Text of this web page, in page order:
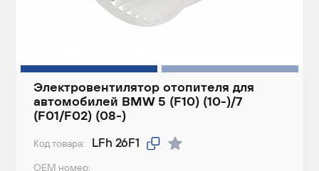
Электровентилятор отопителя для
автомобилей BMW 5 (F10) (10-)/7
(F01/F02) (08-)
Код товара: LFh 26F1
ОЕМ номер: